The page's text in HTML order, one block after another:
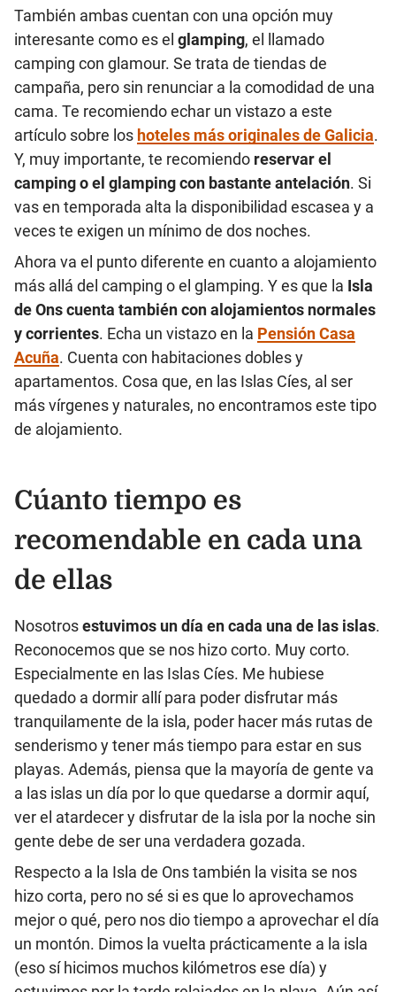
También ambas cuentan con una opción muy
interesante como es el glamping, el llamado
camping con glamour. Se trata de tiendas de
campaña, pero sin renunciar a la comodidad de una
cama. Te recomiendo echar un vistazo a este
artículo sobre los hoteles más originales de Galicia.
Y, muy importante, te recomiendo reservar el
camping o el glamping con bastante antelación. Si
vas en temporada alta la disponibilidad escasea y a
veces te exigen un mínimo de dos noches.
Ahora va el punto diferente en cuanto a alojamiento
más allá del camping o el glamping. Y es que la Isla
de Ons cuenta también con alojamientos normales
y corrientes. Echa un vistazo en la Pensión Casa
Acuña. Cuenta con habitaciones dobles y
apartamentos. Cosa que, en las Islas Cíes, al ser
más vírgenes y naturales, no encontramos este tipo
de alojamiento.
Cúanto tiempo es
recomendable en cada una
de ellas
Nosotrosestuvimos un día en cada una de las islas.
Reconocemos que se nos hizo corto. Muy corto.
Especialmente en las Islas Cíes. Me hubiese
quedado a dormir allí para poder disfrutar más
tranquilamente de la isla, poder hacer más rutas de
senderismo y tener más tiempo para estar en sus
playas. Además, piensa que la mayoría de gente va
a las islas un día por lo que quedarse a dormir aquí,
ver el atardecer y disfrutar de la isla por la noche sin
gente debe de ser una verdadera gozada.
Respecto a la Isla de Ons también la visita se nos
hizo corta, pero no sé si es que lo aprovechamos
mejor o qué, pero nos dio tiempo a aprovechar el día
un montón. Dimos la vuelta prácticamente a la isla
(eso sí hicimos muchos kilómetros ese día) y